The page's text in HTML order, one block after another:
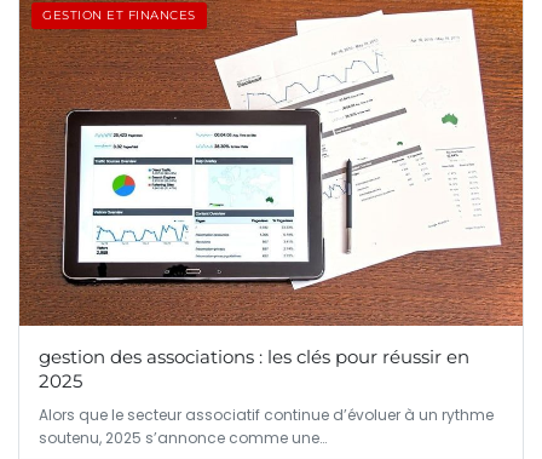
GESTION ET FINANCES
gestion des associations : les clés pour réussir en
2025
Alors que le secteur associatif continue d’évoluer à un rythme
soutenu, 2025 s’annonce comme une…